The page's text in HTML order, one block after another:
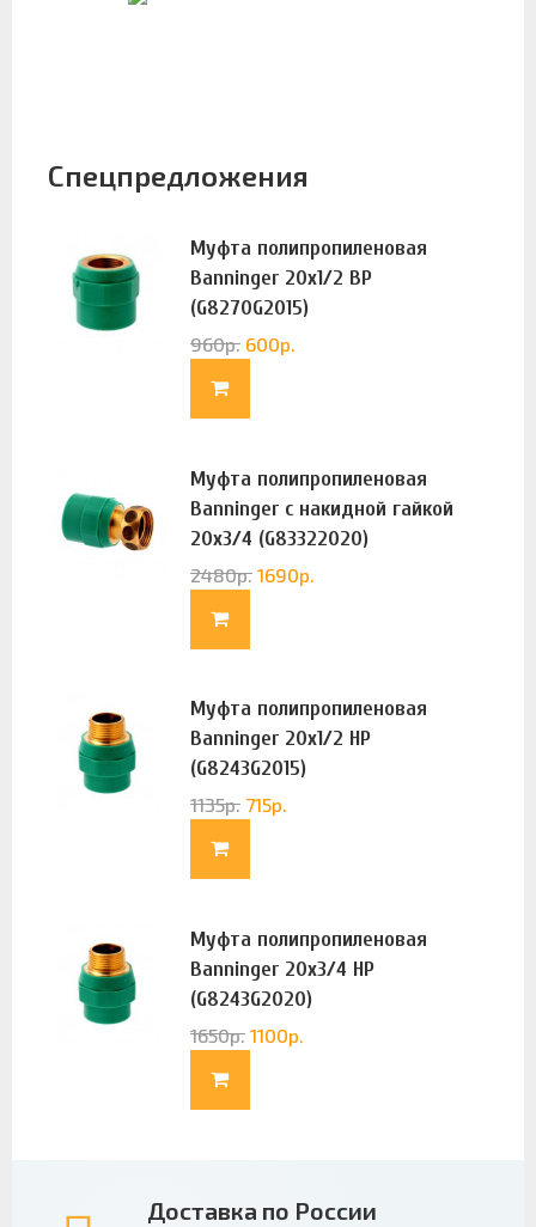
Спецпредложения
Муфта полипропиленовая
Banninger 20х1/2 ВР
(G8270G2015)
960р. 600р.
Муфта полипропиленовая
Banninger с накидной гайкой
20х3/4 (G83322020)
2480р. 1690р.
Муфта полипропиленовая
Banninger 20х1/2 НР
(G8243G2015)
1135р. 715р.
Муфта полипропиленовая
Banninger 20х3/4 НР
(G8243G2020)
1650р. 1100р.
Доставка по России